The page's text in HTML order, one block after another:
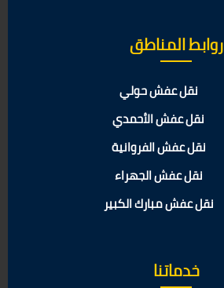
روابط المناطق
نقل عفش حولي
نقل عفش الأحمدي
نقل عفش الفروانية
نقل عفش الجهراء
نقل عفش مبارك الكبير
خدماتنا